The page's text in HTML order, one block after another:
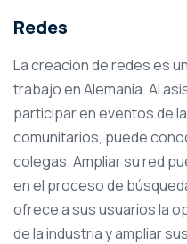
Redes
La creación de redes es
trabajo en Alemania. Al
participar en eventos de
comunitarios, puede
colegas. Ampliar su red
en el proceso de
ofrece a sus usuarios la
de la industria y ampliar